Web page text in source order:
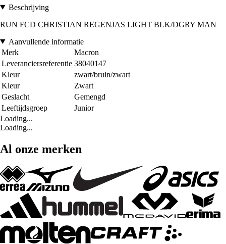
Beschrijving
RUN FCD CHRISTIAN REGENJAS LIGHT BLK/DGRY MAN
Aanvullende informatie
Merk
Macron
Leveranciersreferentie 38040147
Kleur
zwart/bruin/zwart
Kleur
Zwart
Geslacht
Gemengd
Leeftijdsgroep
Junior
Loading...
Loading...
Al onze merken